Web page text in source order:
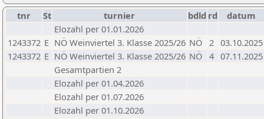
tnr St turnier bdld rd
datum
Elozahl per 01.01.2026
1243372 E NÖ Weinviertel 3. Klasse 2025/26 NÖ 2 03.10.2025
1243372 E NÖ Weinviertel 3. Klasse 2025/26 NÖ 4 07.11.2025
Gesamtpartien 2
Elozahl per 01.04.2026
Elozahl per 01.07.2026
Elozahl per 01.10.2026